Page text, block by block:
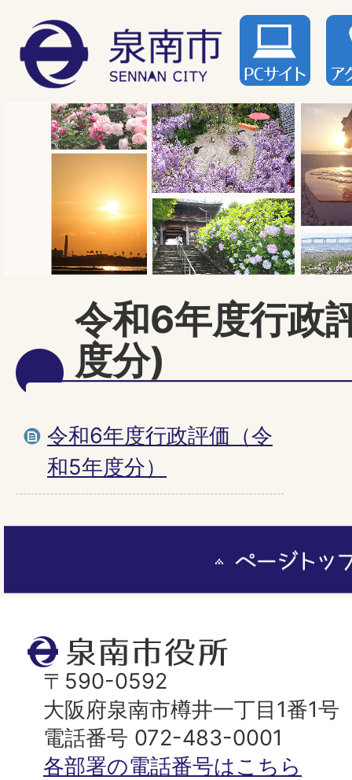
令和6年度行政
度分)
令和6年度行政評価（令
和5年度分）
泉
南
市
役
所
〒590-0592
大阪府泉南市樽井一丁目1番1号
電話番号 072-483-0001
各部署の電話番号はこちら